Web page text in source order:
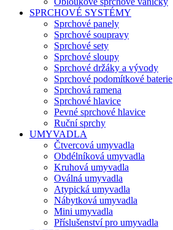
SPRCHOVÉ SYSTÉMY
Sprchové panely
Sprchové soupravy
Sprchové sety
Sprchové sloupy
Sprchové držáky a vývody
Sprchové podomítkové baterie
Sprchová ramena
Sprchové hlavice
Pevné sprchové hlavice
Ruční sprchy
UMYVADLA
Čtvercová umyvadla
Obdélníková umyvadla
Kruhová umyvadla
Oválná umyvadla
Atypická umyvadla
Nábytková umyvadla
Mini umyvadla
Příslušenství pro umyvadla